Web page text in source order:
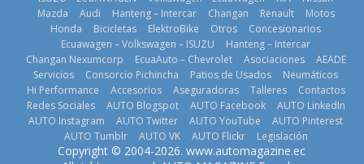
que usa
gasolina 100%
renovable
25 de julio de
2026
1 de agosto de
2026
La FEDAK
usar?
3 de agosto de
2026
Mazda
Audi Hanteng – Intercar Changan Renault
Motos
Honda
Bicicletas ElektroBike Otros
Concesionarios
Ecuawagen – Volkswagen – ISUZU
Hanteng – Intercar
Changan Nexumcorp
EcuaAuto – Chevrolet Asociaciones
AEADE
Servicios
Consorcio Pichincha Patios de Usados
Neumáticos
Hi Performance
Accesorios Aseguradoras Talleres
Contactos
Redes Sociales
AUTO Blogspot AUTO Facebook
AUTO LinkedIn
AUTO Instagram
AUTO Twitter AUTO YouTube
AUTO Pinterest
AUTO Tumblr
AUTO VK AUTO Flickr Legislación
Copyright © 2004-2026. www.automagazine.ec